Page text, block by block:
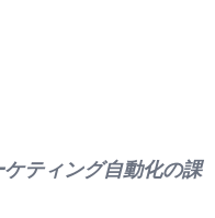
ティング自動化の課